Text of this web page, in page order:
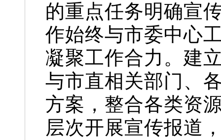
的重点任务明确宣
作始终与市委中心
凝聚工作合力。建
与市直相关部门、
方案，整合各类资
层次开展宣传报道